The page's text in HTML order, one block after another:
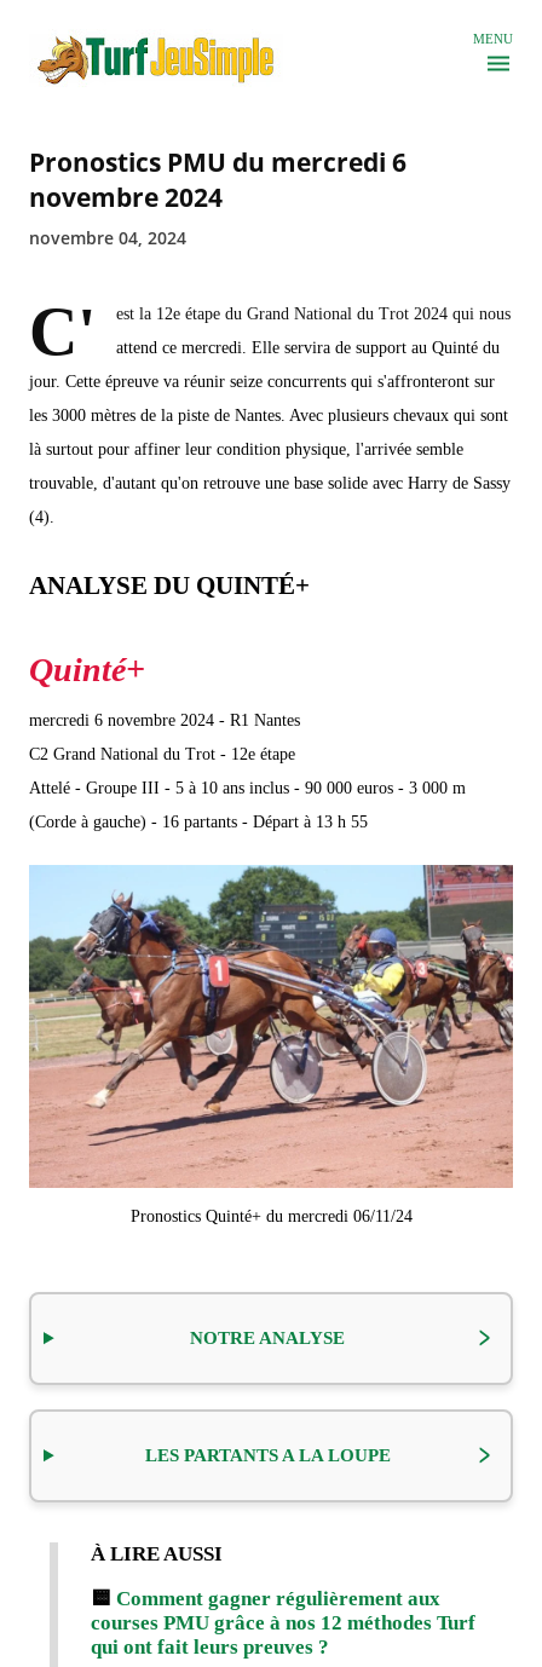
MENU
Pronostics PMU du mercredi 6
novembre 2024
novembre 04, 2024
C'
est la 12e étape du Grand National du Trot 2024 qui nous
attend ce mercredi. Elle servira de support au Quinté du
jour. Cette épreuve va réunir seize concurrents qui s'affronteront sur
les 3000 mètres de la piste de Nantes. Avec plusieurs chevaux qui sont
là surtout pour affiner leur condition physique, l'arrivée semble
trouvable, d'autant qu'on retrouve une base solide avec Harry de Sassy
(4).
ANALYSE DU QUINTÉ+
mercredi 6 novembre 2024 - R1 Nantes
C2 Grand National du Trot - 12e étape
Attelé - Groupe III - 5 à 10 ans inclus - 90 000 euros - 3 000 m
(Corde à gauche) - 16 partants - Départ à 13 h 55
Pronostics Quinté+ du mercredi 06/11/24
NOTRE ANALYSE
LES PARTANTS A LA LOUPE
À LIRE AUSSI
🟨 Comment gagner régulièrement aux
courses PMU grâce à nos 12 méthodes Turf
qui ont fait leurs preuves ?